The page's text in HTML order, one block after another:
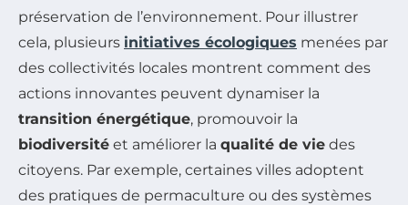
préservation de l’environnement. Pour illustrer
cela, plusieurs initiatives écologiques menées par
des collectivités locales montrent comment des
actions innovantes peuvent dynamiser la
transition énergétique, promouvoir la
biodiversité et améliorer la qualité de vie des
citoyens. Par exemple, certaines villes adoptent
des pratiques de permaculture ou des systèmes